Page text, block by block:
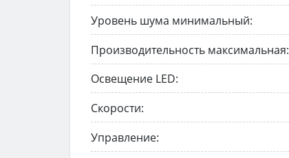
Уровень шума минимальный:
Производительность максимальная:
Освещение LED:
Скорости:
Управление: